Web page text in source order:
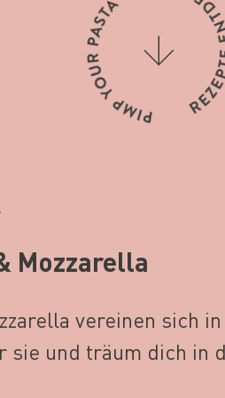
Mozzarella
vereinen sich
sie und träum dich in